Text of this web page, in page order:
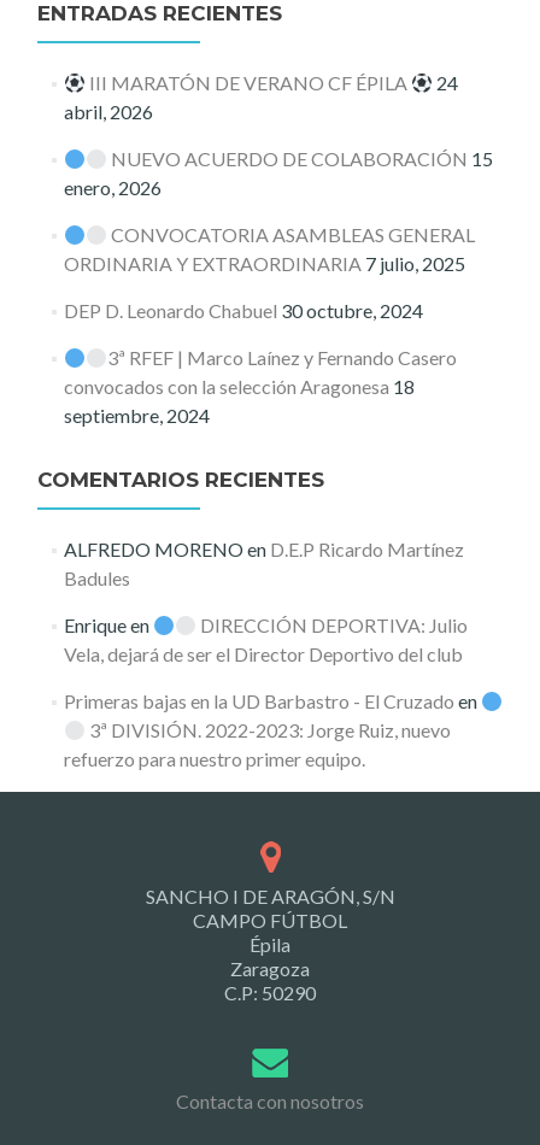
ENTRADAS RECIENTES
III MARATÓN DE VERANO CF ÉPILA
24
abril, 2026
NUEVO ACUERDO DE COLABORACIÓN 15
enero, 2026
CONVOCATORIA ASAMBLEAS GENERAL
ORDINARIA Y EXTRAORDINARIA 7 julio, 2025
DEP D. Leonardo Chabuel 30 octubre, 2024
3ª RFEF | Marco Laínez y Fernando Casero
convocados con la selección Aragonesa 18
septiembre, 2024
COMENTARIOS RECIENTES
ALFREDO MORENOen D.E.P Ricardo Martínez
Badules
Enriqueen
DIRECCIÓN DEPORTIVA: Julio
Vela, dejará de ser el Director Deportivo del club
Primeras bajas en la UD Barbastro - El Cruzado en
3ª DIVISIÓN. 2022-2023: Jorge Ruiz, nuevo
refuerzo para nuestro primer equipo.
SANCHO I DE ARAGÓN, S/N
CAMPO FÚTBOL
Épila
Zaragoza
C.P: 50290
Contacta con nosotros